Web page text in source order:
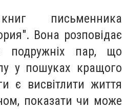
письменника
Вона розповідає
подружніх пар, що
у пошуках кращого
є висвітлити життя
показати чи може